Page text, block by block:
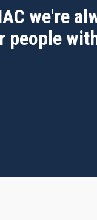
we're
people